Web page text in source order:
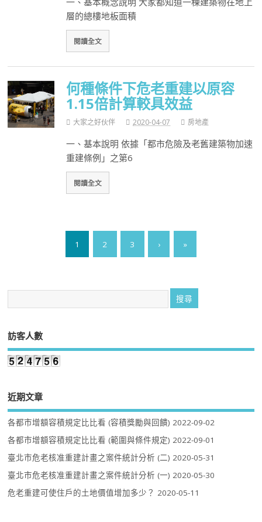
層的總樓地板面積
閱讀全文
何種條件下危老重建以原容
1.15倍計算較具效益
大家之好伙伴 2020-04-07 房地產
一、基本說明 依據「都市危險及老舊建築物加速
重建條例」之第6
閱讀全文
1 2 3 › »
訪客人數
近期文章
各都市增額容積規定比比看 (容積獎勵與回饋) 2022-09-02
各都市增額容積規定比比看 (範圍與條件規定) 2022-09-01
臺北市危老核准重建計畫之案件統計分析 (二) 2020-05-31
臺北市危老核准重建計畫之案件統計分析 (一) 2020-05-30
危老重建可使住戶的土地價值增加多少？ 2020-05-11